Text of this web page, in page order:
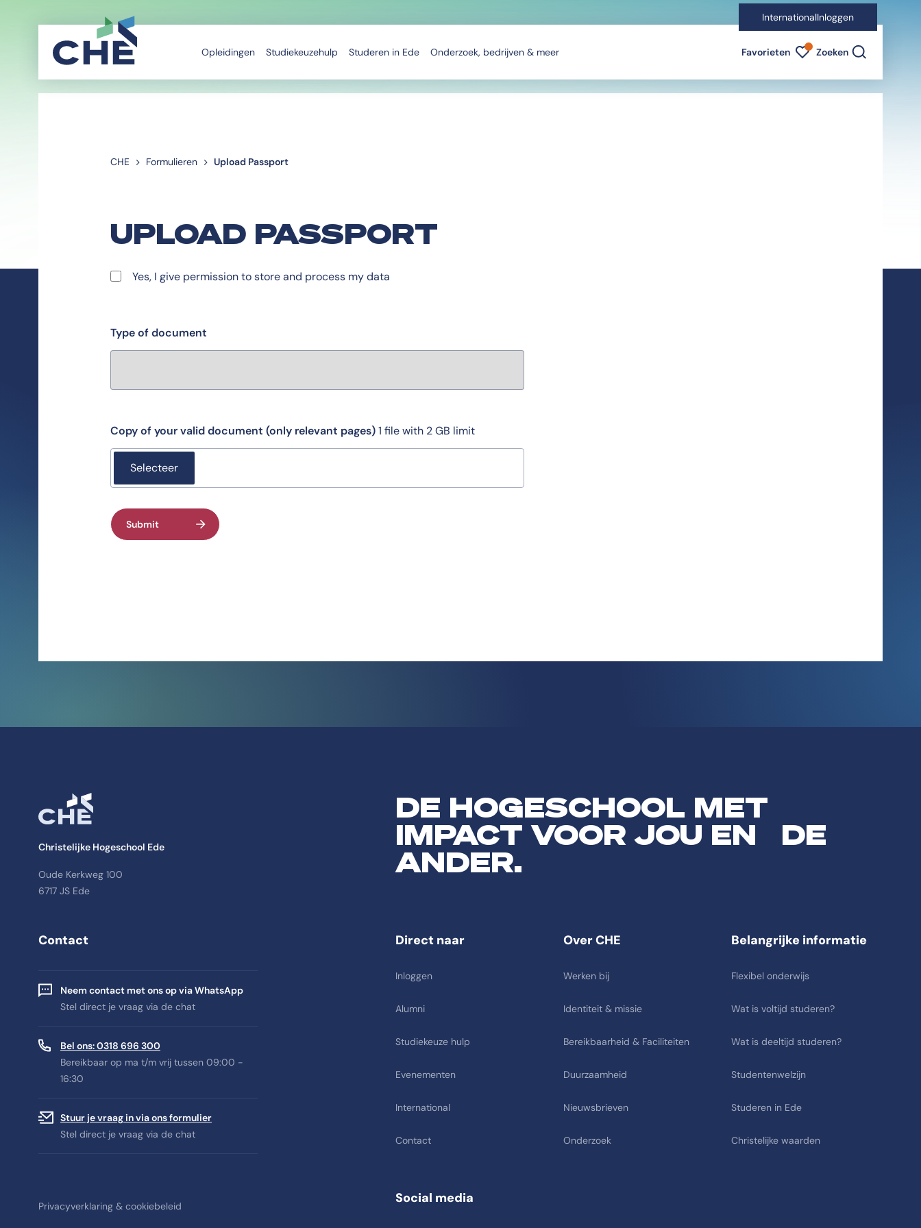
InternationalInloggen
Opleidingen Studiekeuzehulp Studeren in Ede Onderzoek, bedrijven & meer Favorieten Favorieten indicator
Zoeken
CHE Formulieren Upload Passport
UPLOAD PASSPORT
Yes, I give permission to store and process my data
Type of document
Copy of your valid document (only relevant pages) 1 file with 2 GB limit
Christelijke Hogeschool Ede
Oude Kerkweg 100
6717 JS Ede
DE HOGESCHOOL MET
IMPACT VOOR JOU EN DE
ANDER.
Contact
Neem contact met ons op via WhatsApp
Stel direct je vraag via de chat
Bel ons: 0318 696 300
Bereikbaar op ma t/m vrij tussen 09:00 -
16:30
Stuur je vraag in via ons formulier
Stel direct je vraag via de chat
Direct naar
Inloggen
Alumni
Studiekeuze hulp
Evenementen
International
Contact
Over CHE
Werken bij
Identiteit & missie
Bereikbaarheid & Faciliteiten
Duurzaamheid
Nieuwsbrieven
Onderzoek
Belangrijke informatie
Flexibel onderwijs
Wat is voltijd studeren?
Wat is deeltijd studeren?
Studentenwelzijn
Studeren in Ede
Christelijke waarden
Privacyverklaring & cookiebeleid Social media